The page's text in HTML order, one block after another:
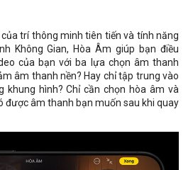
trí thông minh tiên tiến và tính năng
Không Gian, Hòa Âm giúp bạn điều
của bạn với ba lựa chọn âm thanh
âm thanh nền? Hay chỉ tập trung vào
khung hình? Chỉ cần chọn hòa âm và
được âm thanh bạn muốn sau khi quay